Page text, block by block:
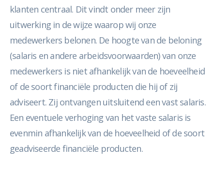
klanten centraal. Dit vindt onder meer zijn
uitwerking in de wijze waarop wij onze
medewerkers belonen. De hoogte van de beloning
(salaris en andere arbeidsvoorwaarden) van onze
medewerkers is niet afhankelijk van de hoeveelheid
of de soort financiële producten die hij of zij
adviseert. Zij ontvangen uitsluitend een vast salaris.
Een eventuele verhoging van het vaste salaris is
evenmin afhankelijk van de hoeveelheid of de soort
geadviseerde financiële producten.